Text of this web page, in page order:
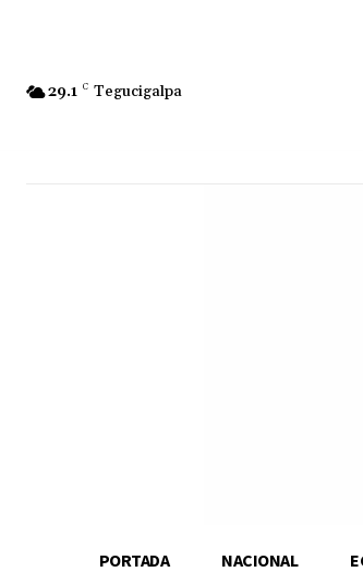
29.1 C Tegucigalpa
PORTADA NACIONAL